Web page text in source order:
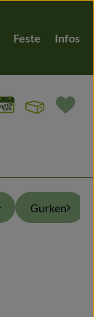
Feste Infos
Gurken